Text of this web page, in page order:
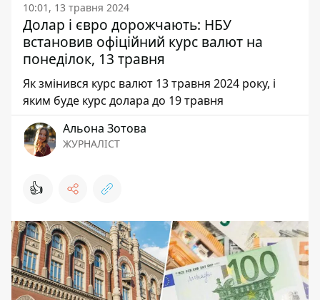
10:01, 13 травня 2024
Долар і євро дорожчають: НБУ
встановив офіційний курс валют на
понеділок, 13 травня
Як змінився курс валют 13 травня 2024 року, і
яким буде курс долара до 19 травня
Альона Зотова
ЖУРНАЛІСТ
👍